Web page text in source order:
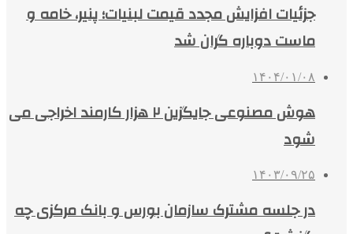
جزئیات افزایش مجدد قیمت لبنیات؛ پنیر، خامه و
ماست دوباره گران شد
۱۴۰۴/۰۱/۰۸
هوش مصنوعی جایگزین ۲ هزار کارمند اخراجی می
شود
۱۴۰۳/۰۹/۲۵
در جلسه مشترک سازمان بورس و بانک مرکزی چه